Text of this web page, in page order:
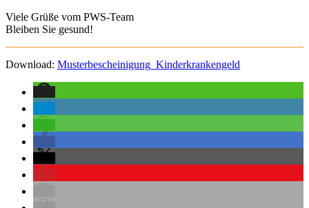
Viele Grüße vom PWS-Team
Bleiben Sie gesund!
Download: Musterbescheinigung_Kinderkrankengeld